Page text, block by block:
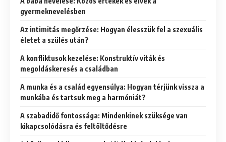
gyermeknevelésben
Az intimitás megőrzése: Hogyan élesszük fel a szexuális
életet a szülés után?
A konfliktusok kezelése: Konstruktív viták és
megoldáskeresés a családban
A munka és a család egyensúlya: Hogyan térjünk vissza a
munkába és tartsuk meg a harmóniát?
A szabadidő fontossága: Mindenkinek szüksége van
kikapcsolódásra és feltöltődésre